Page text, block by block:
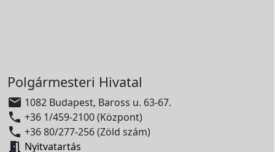
Polgármesteri Hivatal
 1082 Budapest, Baross u. 63-67.
 +36 1/459-2100 (Központ)
 +36 80/277-256 (Zöld szám)
 Nyitvatartás